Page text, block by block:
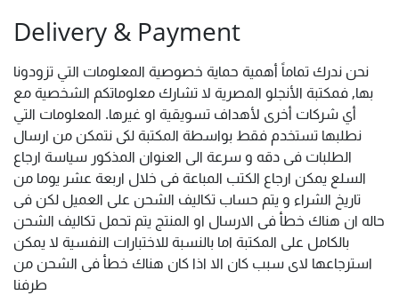
Delivery & Payment
نحن ندرك تماماً أهمية حماية خصوصية المعلومات التي تزودونا
بها, فمكتبة الأنجلو المصرية لا تشارك معلوماتكم الشخصية مع
أي شركات أخرى لأهداف تسويقية او غيرها. المعلومات التي
نطلبها تستخدم فقط بواسطة المكتبة لكى نتمكن من ارسال
الطلبات فى دقه و سرعة الى العنوان المذكور سياسة ارجاع
السلع يمكن ارجاع الكتب المباعة فى خلال اربعة عشر يوما من
تاريخ الشراء و يتم حساب تكاليف الشحن على العميل لكن فى
حاله ان هناك خطأ فى الارسال او المنتج يتم تحمل تكاليف الشحن
بالكامل على المكتبة اما بالنسبة للاختبارات النفسية لا يمكن
استرجاعها لاى سبب كان الا اذا كان هناك خطأ فى الشحن من
طرفنا